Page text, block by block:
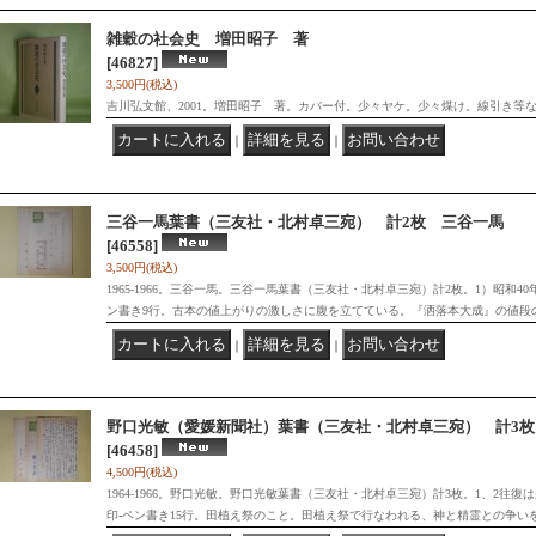
雑穀の社会史 増田昭子 著
[46827]
3,500円(税込)
吉川弘文館、2001。増田昭子 著。カバー付。少々ヤケ。少々煤け。線引き等
｜ ｜
三谷一馬葉書（三友社・北村卓三宛） 計2枚 三谷一馬
[46558]
3,500円(税込)
1965-1966。三谷一馬。三谷一馬葉書（三友社・北村卓三宛）計2枚。1）昭和
ン書き9行。古本の値上がりの激しさに腹を立てている。『洒落本大成』の値
｜ ｜
野口光敏（愛媛新聞社）葉書（三友社・北村卓三宛） 計3
[46458]
4,500円(税込)
1964-1966。野口光敏。野口光敏葉書（三友社・北村卓三宛）計3枚。1、2往復
印-ペン書き15行。田植え祭のこと。田植え祭で行なわれる、神と精霊との争